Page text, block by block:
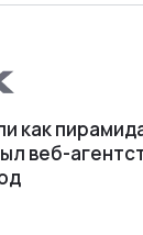
как
веб⁠-⁠